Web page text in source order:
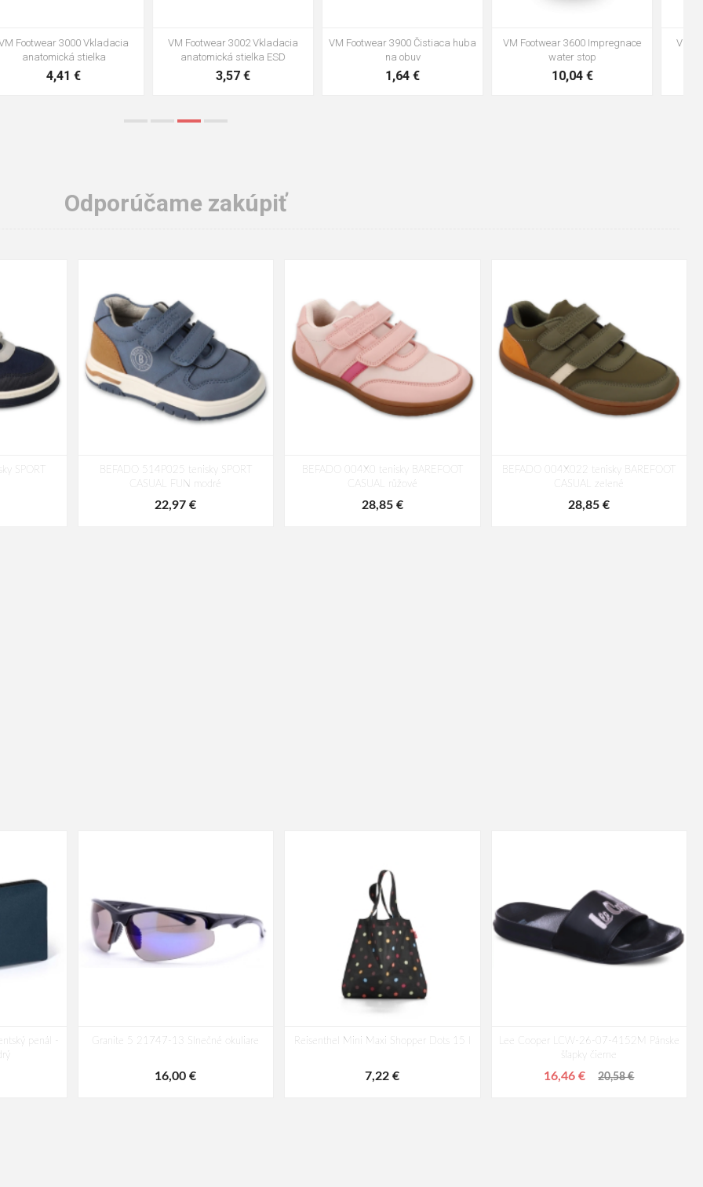
VM Footwear 3002 Vkladacia
anatomická stielka ESD
3,57 €
VM Footwear 3900 Čistiaca huba
na obuv
1,64 €
VM Footwear 3600 Impregnace
water stop
10,04 €
Vložka Bennon ABSORBA XTR
ESD
4,16 €
Odporúčame zakúpiť
SPORT
BEFADO 514P025 tenisky SPORT
CASUAL FUN modré
22,97 €
BEFADO 004X0 tenisky BAREFOOT
CASUAL růžové
28,85 €
BEFADO 004X022 tenisky BAREFOOT
CASUAL zelené
28,85 €
penál -
Granite 5 21747-13 Slnečné okuliare
16,00 €
Reisenthel Mini Maxi Shopper Dots 15 l
7,22 €
Lee Cooper LCW-26-07-4152M Pánske
šľapky čierne
16,46 € 20,58 €